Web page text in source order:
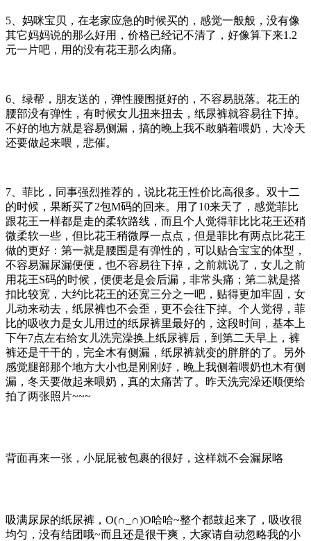
5、妈咪宝贝，在老家应急的时候买的，感觉一般般，没有像
其它妈妈说的那么好用，价格已经记不清了，好像算下来1.2
元一片吧，用的没有花王那么肉痛。
6、绿帮，朋友送的，弹性腰围挺好的，不容易脱落。花王的
腰部没有弹性，有时候女儿扭来扭去，纸尿裤就容易往下掉。
不好的地方就是容易侧漏，搞的晚上我不敢躺着喂奶，大冷天
还要做起来喂，悲催。
7、菲比，同事强烈推荐的，说比花王性价比高很多。双十二
的时候，果断买了2包M码的回来。用了10来天了，感觉菲比
跟花王一样都是走的柔软路线，而且个人觉得菲比比花王还稍
微柔软一些，但比花王稍微厚一点点，但是菲比有两点比花王
做的更好：第一就是腰围是有弹性的，可以贴合宝宝的体型，
不容易漏尿漏便便，也不容易往下掉，之前就说了，女儿之前
用花王S码的时候，便便老是会后漏，非常头痛；第二就是搭
扣比较宽，大约比花王的还宽三分之一吧，贴得更加牢固，女
儿动来动去，纸尿裤也不会歪，更不会往下掉。个人觉得，菲
比的吸收力是女儿用过的纸尿裤里最好的，这段时间，基本上
下午7点左右给女儿洗完澡换上纸尿裤后，到第二天早上，裤
裤还是干干的，完全木有侧漏，纸尿裤就变的胖胖的了。另外
感觉腿部那个地方大小也是刚刚好，晚上我侧着喂奶也木有侧
漏，冬天要做起来喂奶，真的太痛苦了。昨天洗完澡还顺便给
拍了两张照片~~~
背面再来一张，小屁屁被包裹的很好，这样就不会漏尿咯
吸满尿尿的纸尿裤，O(∩_∩)O哈哈~整个都鼓起来了，吸收很
均匀，没有结团哦~而且还是很干爽，大家请自动忽略我的小